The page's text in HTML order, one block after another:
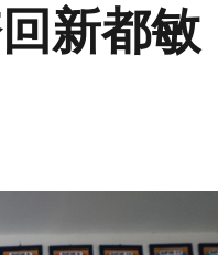
新都敏